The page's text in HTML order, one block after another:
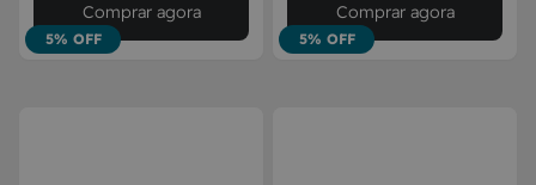
5% OFF
Comprar agora
5% OFF
Comprar agora